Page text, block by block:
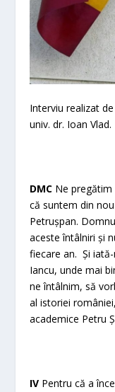
Interviu realizat
univ. dr. Ioan Vlad.
DMC Ne
că suntem din
Petrușpan.
aceste întâlniri și
fiecare an. Și
Iancu, unde mai
ne întâlnim, să
al istoriei
academice Petru
IV Pentru că a